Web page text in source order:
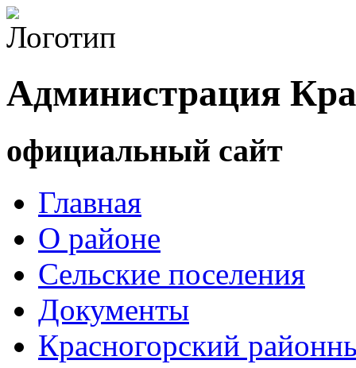
Администрация
официальный сайт
Главная
О районе
Сельские поселения
Документы
Красногорский